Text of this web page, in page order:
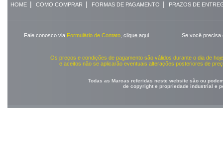
HOME| COMO COMPRAR | FORMAS DE PAGAMENTO | PRAZOS DE
Fale conosco via Formulário de Contato, clique aqui Se você precisa
Os preços e condições de pagamento são válidos durante o dia de
e aceitos não se aplicarão eventuais alterações posteriores de
Todas as Marcas referidas neste website são ou
de copyright e propriedade industrial e